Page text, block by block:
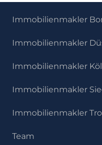
Immobilienmakler
Immobilienmakler
Immobilienmakler
Immobilienmakler
Immobilienmakler
Team